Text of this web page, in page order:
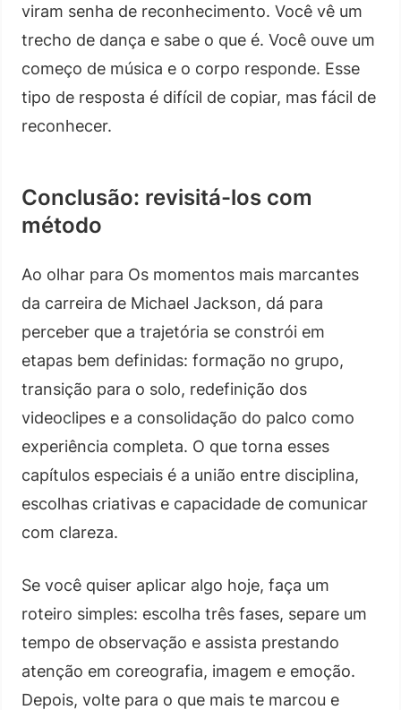
viram senha de reconhecimento. Você vê um
trecho de dança e sabe o que é. Você ouve um
começo de música e o corpo responde. Esse
tipo de resposta é difícil de copiar, mas fácil de
reconhecer.
Conclusão: revisitá-los com
método
Ao olhar para Os momentos mais marcantes
da carreira de Michael Jackson, dá para
perceber que a trajetória se constrói em
etapas bem definidas: formação no grupo,
transição para o solo, redefinição dos
videoclipes e a consolidação do palco como
experiência completa. O que torna esses
capítulos especiais é a união entre disciplina,
escolhas criativas e capacidade de comunicar
com clareza.
Se você quiser aplicar algo hoje, faça um
roteiro simples: escolha três fases, separe um
tempo de observação e assista prestando
atenção em coreografia, imagem e emoção.
Depois, volte para o que mais te marcou e